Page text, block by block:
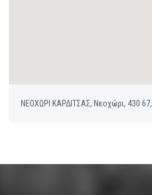
ΝΕΟΧΩΡΙ ΚΑΡΔΙΤΣΑΣ, Νεοχώρι, 430 67,